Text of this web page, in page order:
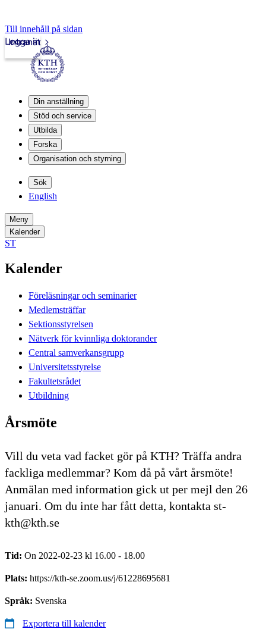
Till innehåll på sidan
Intranät
Logga in
Din anställning
Stöd och service
Utbilda
Forska
Organisation och styrning
Sök
English
Meny
Kalender
ST
Kalender
Föreläsningar och seminarier
Medlemsträffar
Sektionsstyrelsen
Nätverk för kvinnliga doktorander
Central samverkansgrupp
Universitetsstyrelse
Fakultetsrådet
Utbildning
Årsmöte
Vill du veta vad facket gör på KTH? Träffa andra
fackliga medlemmar? Kom då på vårt årsmöte!
Anmälan med information gick ut per mejl den 26
januari. Om du inte har fått detta, kontakta st-
kth@kth.se
Tid: On 2022-02-23 kl 16.00 - 18.00
Plats: https://kth-se.zoom.us/j/61228695681
Språk: Svenska
Exportera till kalender